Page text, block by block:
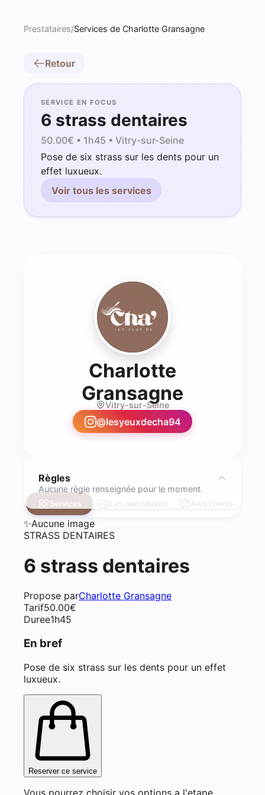
Prestataires/Services de Charlotte Gransagne
Retour
SERVICE EN FOCUS
6 strass dentaires
50.00€ • 1h45 • Vitry-sur-Seine
Pose de six strass sur les dents pour un
effet luxueux.
Voir tous les services
Charlotte
Gransagne
Vitry-sur-Seine
@lesyeuxdecha94
Règles
Aucune règle renseignée pour le moment.
Services Les réalisations Avis clients
✨Aucune image
STRASS DENTAIRES
6 strass dentaires
Propose parCharlotte Gransagne
Tarif50.00€
Duree1h45
En bref
Pose de six strass sur les dents pour un effet
luxueux.
Reserver ce service
Vous pourrez choisir vos options a l'etape